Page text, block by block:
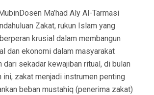
Ma’had Aly Al-Tarmasi
Zakat, rukun Islam yang
krusial dalam membangun
dan ekonomi dalam masyarakat
dari sekadar kewajiban ritual, di bulan
ini, zakat menjadi instrumen penting
beban mustahiq (penerima zakat)